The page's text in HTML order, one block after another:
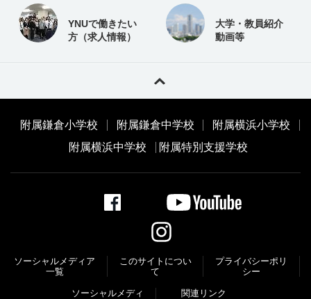
YNUで働きたい
方（求人情報）
大学・教員紹介
動画等
附属鎌倉小学校 附属鎌倉中学校
附属横浜小学校
附属横浜中学校
附属特別支援学校
ソーシャルメディア
一覧
このサイトについ
て
プライバシーポリ
シー
ソーシャルメディ
関連リンク